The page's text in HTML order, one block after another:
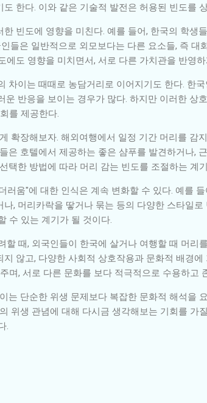
한다. 이와 같은 기술적 발전은 허용된 빈도를
한 빈도에 영향을 미친다. 예를 들어, 한국의 학
들은 일반적으로 외모보다는 다른 요소들, 즉
에도 영향을 미치면서, 서로 다른 가치관을 반영하
차이는 때때로 농담거리로 이어지기도 한다. 한
운 반응을 보이는 경우가 많다. 하지만 이러한 상
를 제공한다.
확장해보자. 해외여행에서 일정 기간 머리를
은 호텔에서 제공하는 좋은 샴푸를 발견하거나,
택한 방법에 따라 머리 감는 빈도를 조절하는 계
러움"에 대한 인식은 계속 변화할 수 있다. 예를
, 머리카락을 땋거나 묶는 등의 다양한 스타일
수 있는 계기가 될 것이다.
할 때, 외국인들이 한국에 살거나 여행할 때 머
않고, 다양한 사회적 상호작용과 문화적 배경
며, 서로 다른 문화를 보다 적극적으로 수용하고
는 단순한 위생 문제보다 복잡한 문화적 해석을
위생 관념에 대해 다시금 생각해보는 기회를
.